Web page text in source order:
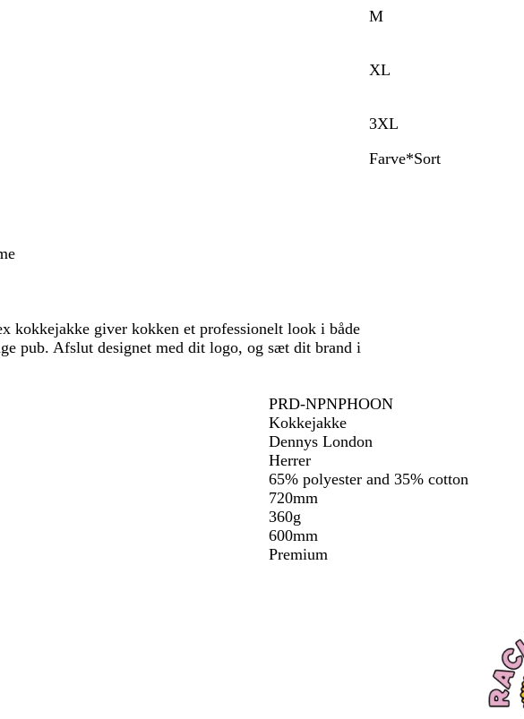
M
XL
3XL
Farve*Sort
kokkejakke giver kokken et professionelt look i både
pub. Afslut designet med dit logo, og sæt dit brand i
PRD-NPNPHOON
Kokkejakke
Dennys London
Herrer
65% polyester and 35% cotton
720mm
360g
600mm
Premium